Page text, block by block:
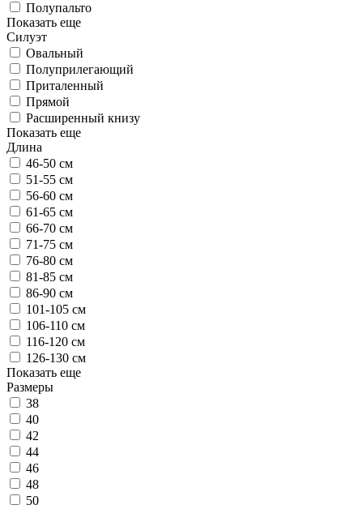
Полупальто
Показать еще
Силуэт
Овальный
Полуприлегающий
Приталенный
Прямой
Расширенный книзу
Показать еще
Длина
46-50 см
51-55 см
56-60 см
61-65 см
66-70 см
71-75 см
76-80 см
81-85 см
86-90 см
101-105 см
106-110 см
116-120 см
126-130 см
Показать еще
Размеры
38
40
42
44
46
48
50